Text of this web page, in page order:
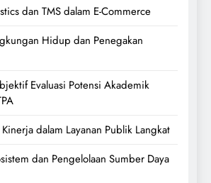
dan TMS dalam E-Commerce
Hidup dan Penegakan
Evaluasi Potensi Akademik
dalam Layanan Publik Langkat
dan Pengelolaan Sumber Daya